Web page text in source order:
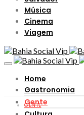
Música
Cinema
Viagem
Home
Gastronomia
Gente
GENTE